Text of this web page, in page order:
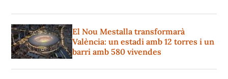
El Nou Mestalla transformarà
València: un estadi amb 12 torres i un
barri amb 580 vivendes